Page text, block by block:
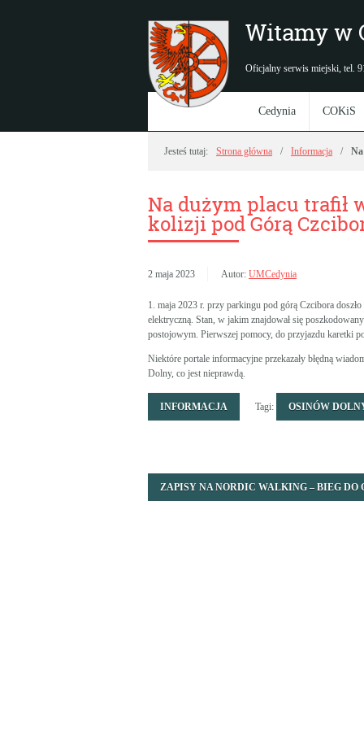
Witamy w
Oficjalny serwis miejski, tel.
Cedynia COKiS
Jesteś tutaj: Strona główna Informacja
Na dużym placu trafił
kolizji pod Górą
2 maja 2023 Autor: UMCedynia
1. maja 2023 r. przy parkingu pod górą Czcibora
elektryczną. Stan, w jakim znajdował się
postojowym. Pierwszej pomocy, do przyjazdu karetki
Niektóre portale informacyjne przekazały błędną
Dolny, co jest nieprawdą.
INFORMACJA Tagi: OSINÓW
ZAPISY NA NORDIC WALKING – BIEG DO